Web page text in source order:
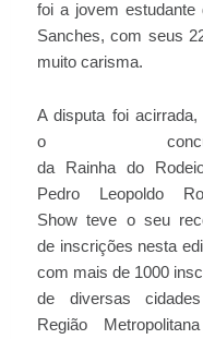
foi a jovem estudante
Sanches, com seus
muito carisma.
A disputa foi acirrada,
o
da Rainha do
Pedro Leopoldo
Show teve o seu
de inscrições nesta
com mais de 1000
de diversas
Região